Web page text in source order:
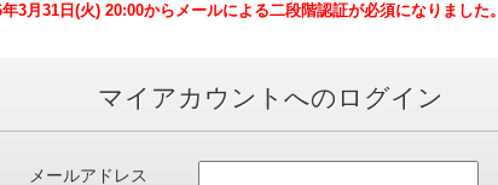
3月31日(火) 20:00からメールによる二段階認証が必須になりました。
マイアカウントへのログイン
メールアドレス